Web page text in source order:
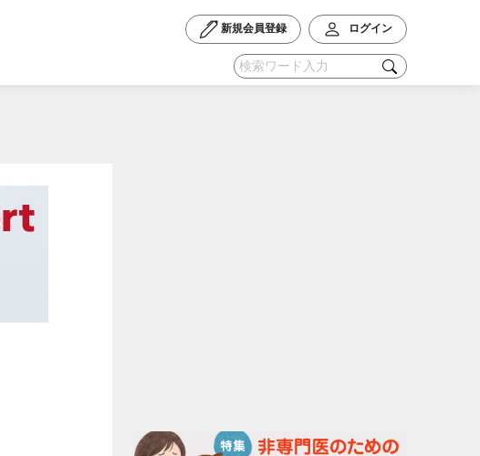
新規会員登録 ログイン